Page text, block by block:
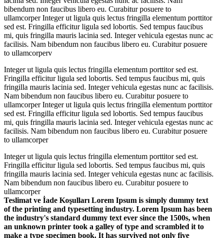
bibendum non faucibus libero eu. Curabitur posuere to
ullamcorper Integer ut ligula quis lectus fringilla elementum porttitor
sed est. Fringilla efficitur ligula sed lobortis. Sed tempus faucibus
mi, quis fringilla mauris lacinia sed. Integer vehicula egestas nunc ac
facilisis. Nam bibendum non faucibus libero eu. Curabitur posuere
to ullamcorperv
Integer ut ligula quis lectus fringilla elementum porttitor sed est.
Fringilla efficitur ligula sed lobortis. Sed tempus faucibus mi, quis
fringilla mauris lacinia sed. Integer vehicula egestas nunc ac facilisis.
Nam bibendum non faucibus libero eu. Curabitur posuere to
ullamcorper Integer ut ligula quis lectus fringilla elementum porttitor
sed est. Fringilla efficitur ligula sed lobortis. Sed tempus faucibus
mi, quis fringilla mauris lacinia sed. Integer vehicula egestas nunc ac
facilisis. Nam bibendum non faucibus libero eu. Curabitur posuere
to ullamcorper
Integer ut ligula quis lectus fringilla elementum porttitor sed est.
Fringilla efficitur ligula sed lobortis. Sed tempus faucibus mi, quis
fringilla mauris lacinia sed. Integer vehicula egestas nunc ac facilisis.
Nam bibendum non faucibus libero eu. Curabitur posuere to
ullamcorper
Teslimat ve İade Koşulları Lorem Ipsum is simply dummy text
of the printing and typesetting industry. Lorem Ipsum has been
the industry's standard dummy text ever since the 1500s, when
an unknown printer took a galley of type and scrambled it to
make a type specimen book. It has survived not only five